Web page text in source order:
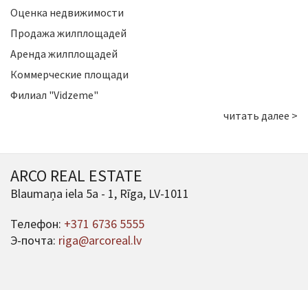
Оценка недвижимости
Продажа жилплощадей
Аренда жилплощадей
Коммерческие площади
Филиал "Vidzeme"
читать далее >
ARCO REAL ESTATE
Blaumaņa iela 5a - 1, Rīga, LV-1011
Телефон: +371 6736 5555
Э-почта: riga@arcoreal.lv